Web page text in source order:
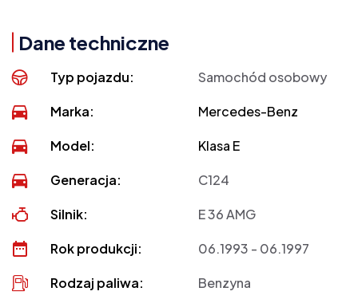
Dane techniczne
Typ pojazdu: Samochód osobowy
Marka: Mercedes-Benz
Model: Klasa E
Generacja: C124
Silnik: E 36 AMG
Rok produkcji: 06.1993 - 06.1997
Rodzaj paliwa: Benzyna